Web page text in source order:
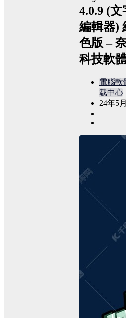
4.0.9 (文
編輯器)
色版 –
科技軟
電腦軟
载中心
24年5